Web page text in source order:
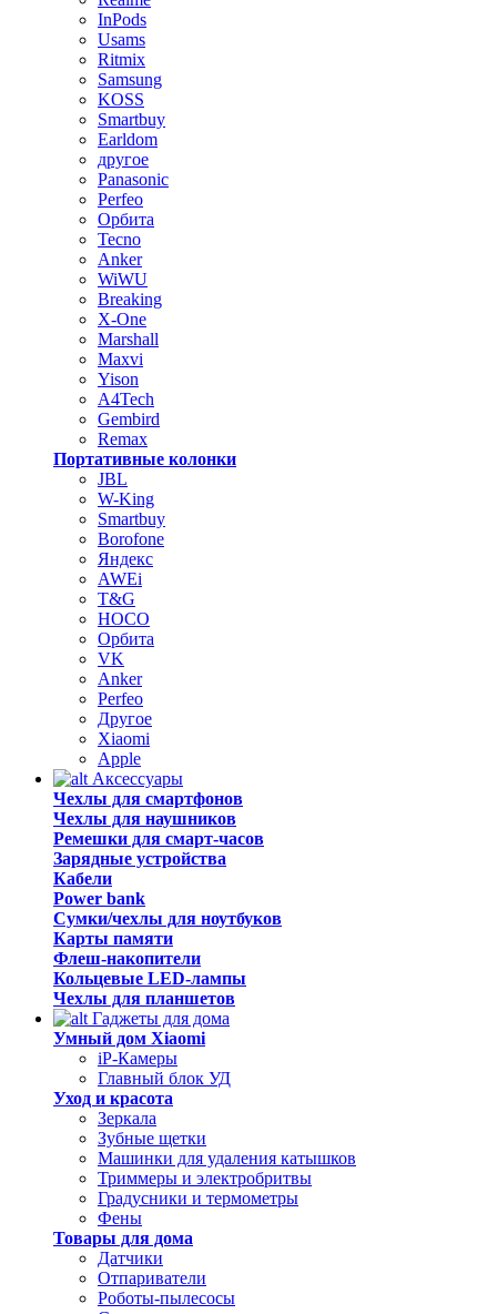
InPods
Usams
Ritmix
Samsung
KOSS
Smartbuy
Earldom
другое
Panasonic
Perfeo
Орбита
Tecno
Anker
WiWU
Breaking
X-One
Marshall
Maxvi
Yison
A4Tech
Gembird
Remax
Портативные колонки
JBL
W-King
Smartbuy
Borofone
Яндекс
AWEi
T&G
HOCO
Орбита
VK
Anker
Perfeo
Другое
Xiaomi
Apple
Аксессуары
Чехлы для смартфонов
Чехлы для наушников
Ремешки для смарт-часов
Зарядные устройства
Кабели
Power bank
Сумки/чехлы для ноутбуков
Карты памяти
Флеш-накопители
Кольцевые LED-лампы
Чехлы для планшетов
Гаджеты для дома
Умный дом Xiaomi
iP-Камеры
Главный блок УД
Уход и красота
Зеркала
Зубные щетки
Машинки для удаления катышков
Триммеры и электробритвы
Градусники и термометры
Фены
Товары для дома
Датчики
Отпариватели
Роботы-пылесосы